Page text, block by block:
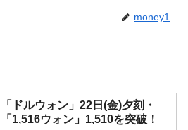
money1
「ドルウォン」22日(金)夕刻・
「1,516ウォン」1,510を突破！